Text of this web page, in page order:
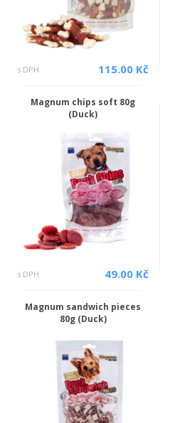
s DPH 115.00 Kč
Magnum chips soft 80g
(Duck)
s DPH 49.00 Kč
Magnum sandwich pieces
80g (Duck)